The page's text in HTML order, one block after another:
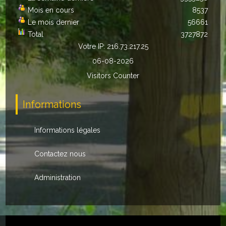
Autres
ENTREPRISES
L'agriculture
Capitale du chrysanthème
Nos entreprises
Industries
Transports
Commerces
Mois en cours
Le mois dernier
Total
8537
56661
3727872
Votre IP: 216.73.217.25
06-08-2026
Visitors Counter
Informations
Informations légales
Contactez nous
Administration